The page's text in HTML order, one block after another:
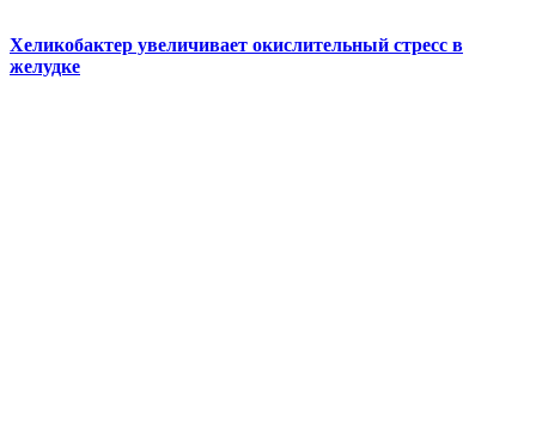
Хеликобактер увеличивает окислительный стресс в
желудке